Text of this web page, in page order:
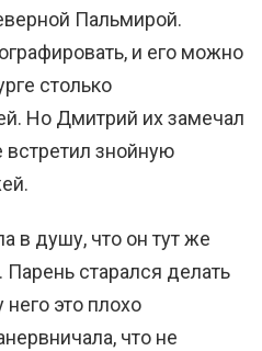
Пальмирой.
и его можно
столько
Но Дмитрий их замечал
встретил знойную
в душу, что он тут же
старался делать
это плохо
что не